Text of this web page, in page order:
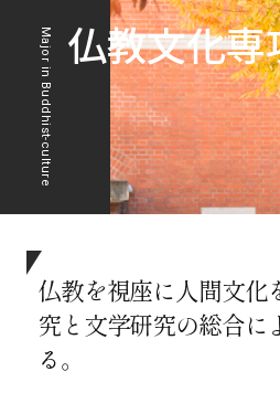
Major in Buddhist-culture 仏教文化専
仏教を視座に人間文化
究と文学研究の総合に
る。